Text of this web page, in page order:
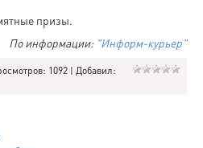
призы.
По информации: "Информ-курьер"
: 1092 | Добавил: